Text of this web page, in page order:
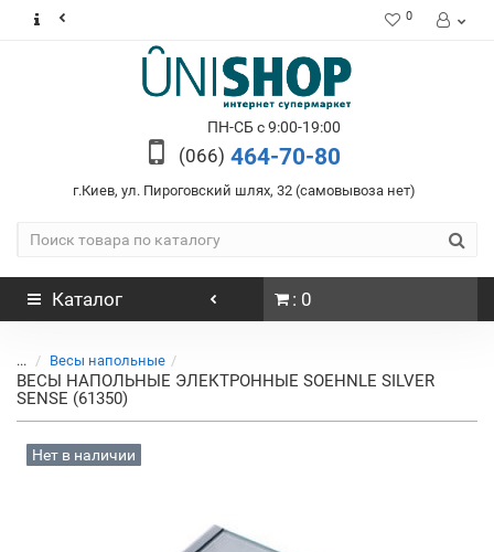
0
ПН-СБ с 9:00-19:00
(066) 464-70-80
г.Киев, ул. Пироговский шлях, 32 (самовывоза нет)
Каталог : 0
... Весы напольные
ВЕСЫ НАПОЛЬНЫЕ ЭЛЕКТРОННЫЕ SOEHNLE SILVER
SENSE (61350)
Нет в наличии